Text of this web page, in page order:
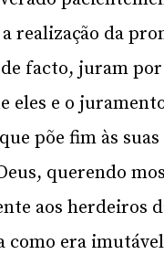
realização da
facto, juram
eles e o
põe fim às
querendo
aos herdeiros
como era